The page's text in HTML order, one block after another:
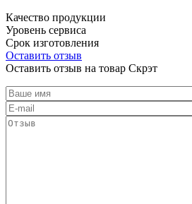
Качество продукции
Уровень сервиса
Срок изготовления
Оставить отзыв
Оставить отзыв на товар Скрэт